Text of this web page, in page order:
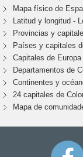
Mapa físico de
Latitud y longitud -
Provincias y
Países y capitales
Capitales de
Departamentos de
Continentes y
24 capitales de
Mapa de